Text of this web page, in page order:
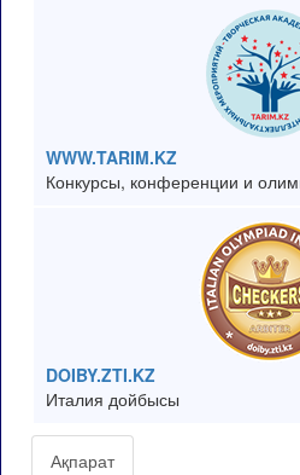
WWW.TARIM.KZ
Конкурсы, конференции и
DOIBY.ZTI.KZ
Италия дойбысы
Ақпарат